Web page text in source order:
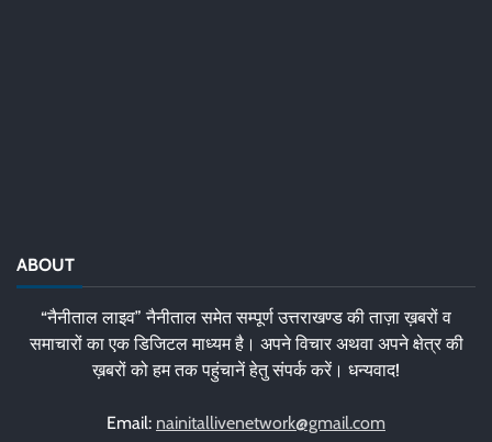
ABOUT
“नैनीताल लाइव” नैनीताल समेत सम्पूर्ण उत्तराखण्ड की ताज़ा ख़बरों व
समाचारों का एक डिजिटल माध्यम है। अपने विचार अथवा अपने क्षेत्र की
ख़बरों को हम तक पहुंचानें हेतु संपर्क करें। धन्यवाद!
Email: nainitallivenetwork@gmail.com